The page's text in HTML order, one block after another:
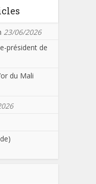
23/06/2026
président de
du Mali